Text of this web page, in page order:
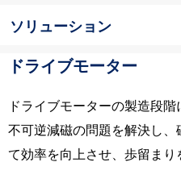
ソリューション
ドライブモーター
ドライブモーターの製造段
不可逆減磁の問題を解決し
て効率を向上させ、歩留まり